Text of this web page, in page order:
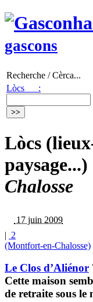
gascons
Recherche / Cèrca...
Lòcs :
Lòcs
Chalosse
17 juin 2009
| 2
(Montfort-en-Chalosse)
Le Clos d’Aliénor
Cette maison
de retraite sous